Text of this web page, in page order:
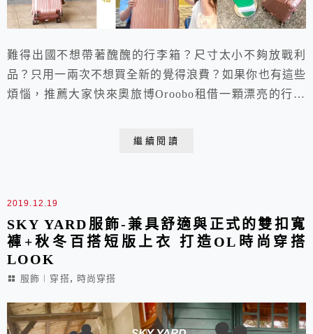
難得出國不想帶著醜醜的行李箱？尺寸太小不夠放戰利
品？只用一兩次不想買全新的覺得浪費？如果你也有這些
煩惱，推薦大家快來奧旅博Oroobo租借一顆漂亮的行李
繼續閱讀
2019.12.19
SKY YARD服飾-兼具舒適與正式的雙扣寬
褲+秋冬百搭短版上衣 打造OL時尚穿搭
LOOK
服飾︱穿搭, 時尚穿搭